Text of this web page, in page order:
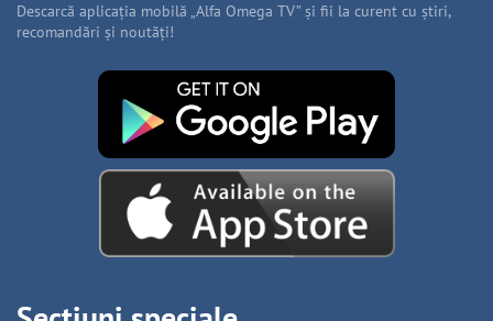
Descarcă aplicația mobilă „Alfa Omega TV” și fii la curent cu știri,
recomandări și noutăți!